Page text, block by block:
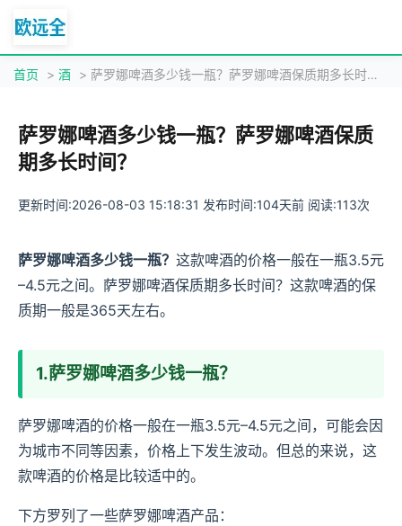
首页 > 酒 > 萨罗娜啤酒多少钱一瓶？萨罗娜啤酒保质期多长时间？
萨罗娜啤酒多少钱一瓶？萨罗娜啤酒保质
期多长时间？
更新时间:2026-08-03 15:18:31 发布时间:104天前 阅读:113次
萨罗娜啤酒多少钱一瓶？ 这款啤酒的价格一般在一瓶3.5元
–4.5元之间。萨罗娜啤酒保质期多长时间？这款啤酒的保
质期一般是365天左右。
1.萨罗娜啤酒多少钱一瓶？
萨罗娜啤酒的价格一般在一瓶3.5元–4.5元之间，可能会因
为城市不同等因素，价格上下发生波动。但总的来说，这
款啤酒的价格是比较适中的。
下方罗列了一些萨罗娜啤酒产品：